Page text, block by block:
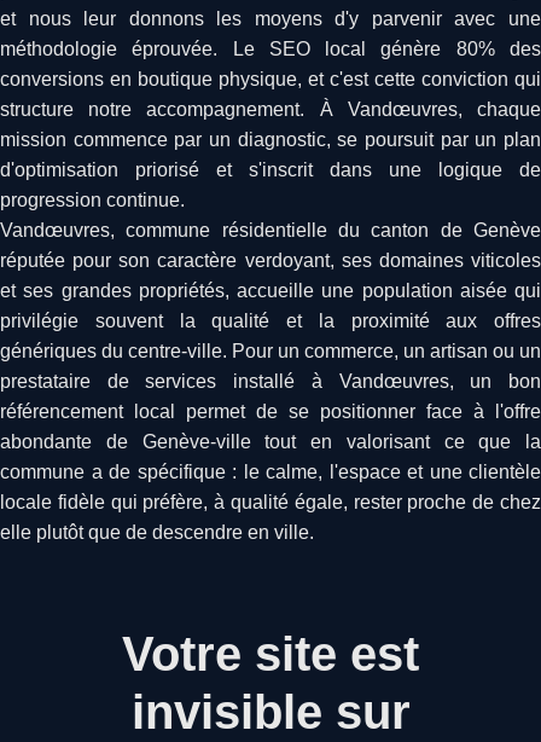
et nous leur donnons les moyens d'y parvenir avec une
méthodologie éprouvée. Le SEO local génère 80% des
conversions en boutique physique, et c'est cette conviction qui
structure notre accompagnement. À Vandœuvres, chaque
mission commence par un diagnostic, se poursuit par un plan
d'optimisation priorisé et s'inscrit dans une logique de
progression continue.
Vandœuvres, commune résidentielle du canton de Genève
réputée pour son caractère verdoyant, ses domaines viticoles
et ses grandes propriétés, accueille une population aisée qui
privilégie souvent la qualité et la proximité aux offres
génériques du centre-ville. Pour un commerce, un artisan ou un
prestataire de services installé à Vandœuvres, un bon
référencement local permet de se positionner face à l'offre
abondante de Genève-ville tout en valorisant ce que la
commune a de spécifique : le calme, l'espace et une clientèle
locale fidèle qui préfère, à qualité égale, rester proche de chez
elle plutôt que de descendre en ville.
Votre site est
invisible sur